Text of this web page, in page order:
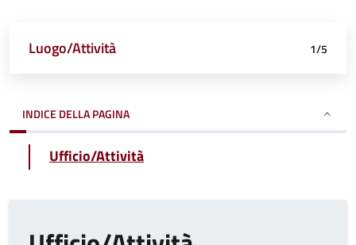
Luogo/Attività
Dettagli appuntamento
Richiedente
Data e orario
Riepilogo 1/5
INDICE DELLA PAGINA
Ufficio/Attività